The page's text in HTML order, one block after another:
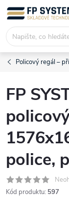
Přejít
obsah
Policový regál –
FP
police,
Kód produktu: 597